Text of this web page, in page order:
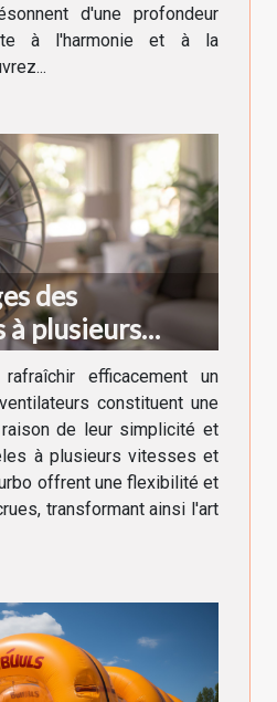
d'une profondeur
à l'harmonie et à la
des
plusieurs
turbo
efficacement un
constituent une
de leur simplicité et
à plusieurs vitesses et
offrent une flexibilité et
transformant ainsi l'art